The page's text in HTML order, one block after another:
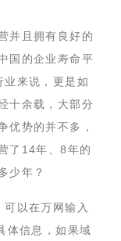
并且拥有良好的
国的企业寿命平
来说，更是如
十余载，大部分
优势的并不多，
了14年、8年的
少年？
以在万网输入
体信息，如果域